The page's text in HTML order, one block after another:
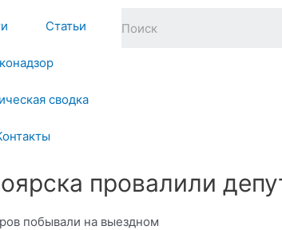
Статьи
сводка
провалили
побывали на выездном